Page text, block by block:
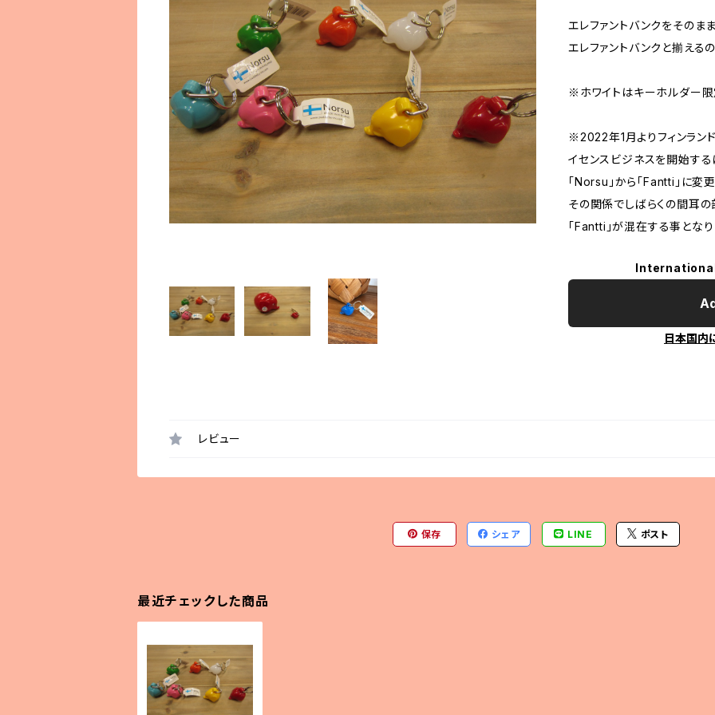
エレファントバンクをそのま
エレファントバンクと揃える
※ホワイトはキーホルダー限
※2022年1月よりフィンラン
イセンスビジネスを開始する
「Norsu」から「Fantti」に変
その関係でしばらくの間耳
「Fantti」が混在する事とな
日本国内
レビュー
保存 シェア LINE ポスト
最近チェックした商品